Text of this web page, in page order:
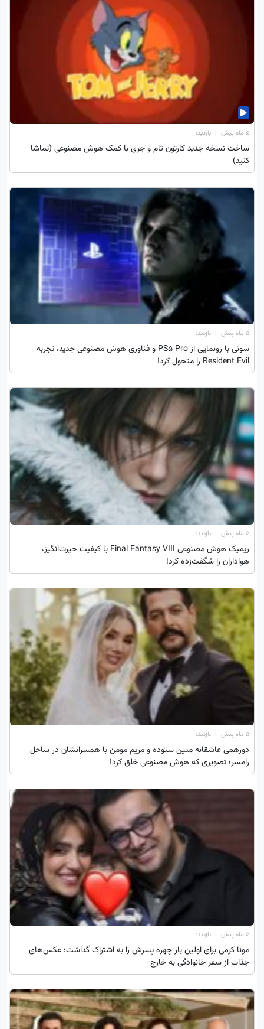
۵ ماه پیش | بازدید:
ساخت نسخه جدید کارتون تام و جری با کمک هوش مصنوعی (تماشا
کنید)
۵ ماه پیش | بازدید:
سونی با رونمایی از PS5 Pro و فناوری هوش مصنوعی جدید، تجربه
Resident Evil را متحول کرد!
۵ ماه پیش | بازدید:
ریمیک هوش مصنوعی Final Fantasy VIII با کیفیت حیرت‌انگیز،
هواداران را شگفت‌زده کرد!
۵ ماه پیش | بازدید:
دورهمی عاشقانه متین ستوده و مریم مومن با همسرانشان در ساحل
رامسر؛ تصویری که هوش مصنوعی خلق کرد!
۵ ماه پیش | بازدید:
مونا کرمی برای اولین بار چهره پسرش را به اشتراک گذاشت؛ عکس‌های
جذاب از سفر خانوادگی به خارج